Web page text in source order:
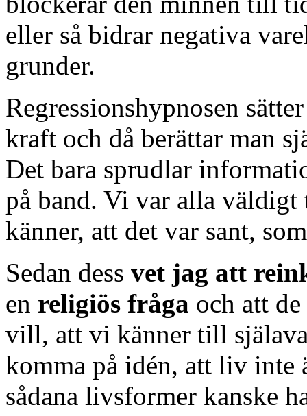
eller så bidrar negativa
grunder.
Regressionshypnosen
kraft och då berättar man
Det bara sprudlar
på band. Vi var alla
känner, att det var sant,
Sedan dess vet jag att
en religiös fråga och att de
vill, att vi känner till
komma på idén, att liv inte
sådana livsformer kanske